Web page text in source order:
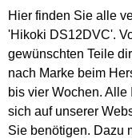
Hier finden Sie alle
'Hikoki DS12DVC'.
gewünschten Teile
nach Marke beim
bis vier Wochen.
sich auf unserer
Sie benötigen. Dazu